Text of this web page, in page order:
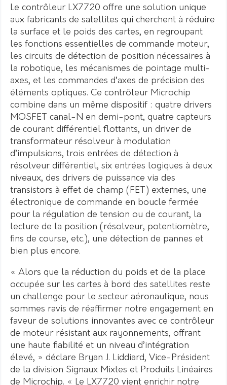
Le contrôleur LX7720 offre une solution unique
aux fabricants de satellites qui cherchent à réduire
la surface et le poids des cartes, en regroupant
les fonctions essentielles de commande moteur,
les circuits de détection de position nécessaires à
la robotique, les mécanismes de pointage multi-
axes, et les commandes d’axes de précision des
éléments optiques. Ce contrôleur Microchip
combine dans un même dispositif : quatre drivers
MOSFET canal-N en demi-pont, quatre capteurs
de courant différentiel flottants, un driver de
transformateur résolveur à modulation
d’impulsions, trois entrées de détection à
résolveur différentiel, six entrées logiques à deux
niveaux, des drivers de puissance via des
transistors à effet de champ (FET) externes, une
électronique de commande en boucle fermée
pour la régulation de tension ou de courant, la
lecture de la position (résolveur, potentiomètre,
fins de course, etc.), une détection de pannes et
bien plus encore.
« Alors que la réduction du poids et de la place
occupée sur les cartes à bord des satellites reste
un challenge pour le secteur aéronautique, nous
sommes ravis de réaffirmer notre engagement en
faveur de solutions innovantes avec ce contrôleur
de moteur résistant aux rayonnements, offrant
une haute fiabilité et un niveau d’intégration
élevé, » déclare Bryan J. Liddiard, Vice-Président
de la division Signaux Mixtes et Produits Linéaires
de Microchip. « Le LX7720 vient enrichir notre